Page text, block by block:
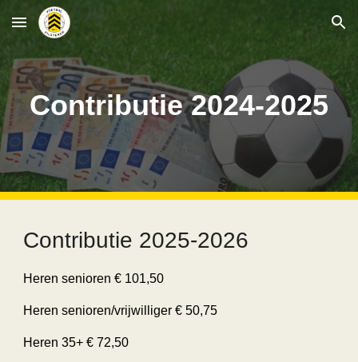
Skip to main content Skip to navigation
Contributie 2024-2025
Contributie 2025-2026
Heren senioren € 101,50
Heren senioren/vrijwilliger € 50,75
Heren 35+ € 72,50